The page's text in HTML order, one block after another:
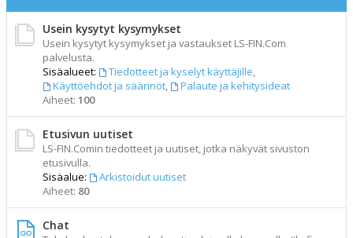
Usein kysytyt kysymykset
Usein kysytyt kysymykset ja vastaukset LS-FIN.Com
palvelusta.
Sisäalueet:
Tiedotteet ja kyselyt käyttäjille,
Käyttöehdot ja säännöt,
Palaute ja kehitysideat
Aiheet: 100
Etusivun uutiset
LS-FIN.Comin tiedotteet ja uutiset, jotka näkyvät sivuston
etusivulla.
Sisäalue:
Arkistoidut uutiset
Aiheet: 80
Chat